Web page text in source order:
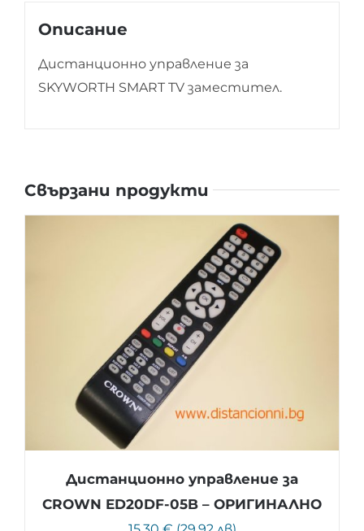
Описание
Дистанционно управление за
SKYWORTH SMART TV заместител.
Свързани продукти
Дистанционно управление за
CROWN ED20DF-05B – ОРИГИНАЛНО